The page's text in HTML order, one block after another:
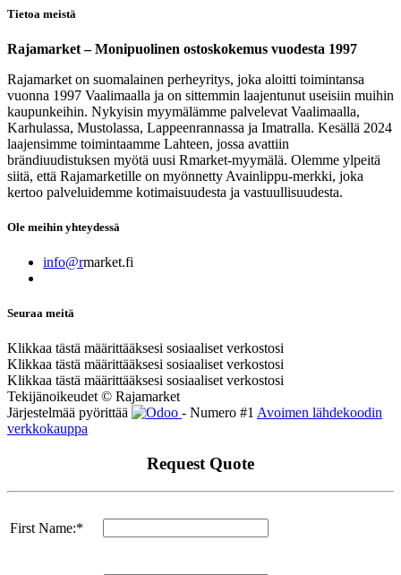
Tietoa meistä
Rajamarket – Monipuolinen ostoskokemus vuodesta 1997
Rajamarket on suomalainen perheyritys, joka aloitti toimintansa
vuonna 1997 Vaalimaalla ja on sittemmin laajentunut useisiin muihin
kaupunkeihin. Nykyisin myymälämme palvelevat Vaalimaalla,
Karhulassa, Mustolassa, Lappeenrannassa ja Imatralla. Kesällä 2024
laajensimme toimintaamme Lahteen, jossa avattiin
brändiuudistuksen myötä uusi Rmarket-myymälä. Olemme ylpeitä
siitä, että Rajamarketille on myönnetty Avainlippu-merkki, joka
kertoo palveluidemme kotimaisuudesta ja vastuullisuudesta.
Ole meihin yhteydessä
info@rmarket.fi
Seuraa meitä
Klikkaa tästä määrittääksesi sosiaaliset verkostosi
Klikkaa tästä määrittääksesi sosiaaliset verkostosi
Klikkaa tästä määrittääksesi sosiaaliset verkostosi
Tekijänoikeudet © Rajamarket
Järjestelmää pyörittää
- Numero #1 Avoimen lähdekoodin
verkkokauppa
Request Quote
First Name:*